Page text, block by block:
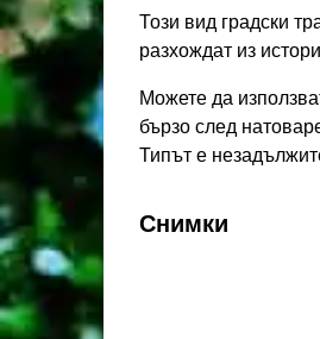
Този вид градски
разхождат из
Можете да
бързо след
Типът е
Снимки